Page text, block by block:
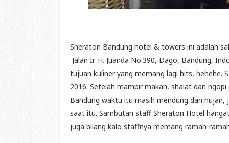
Sheraton Bandung hotel & towers ini adalah
Jalan Ir. H. Juanda No.390, Dago, Bandung,
tujuan kuliner yang memang lagi hits, hehehe.
2016. Setelah mampir makan, shalat dan
Bandung waktu itu masih mendung dan
saat itu. Sambutan staff Sheraton Hotel
juga bilang kalo staffnya memang ramah-